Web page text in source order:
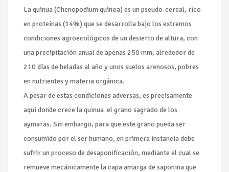
La quinua (Chenopodium quinoa) es un pseudo-cereal, rico
en proteínas (14%) que se desarrolla bajo los extremos
condiciones agroecológicos de un desierto de altura, con
una precipitación anual de apenas 250 mm, alrededor de
210 días de heladas al año y unos suelos arenosos, pobres
en nutrientes y materia orgánica.
A pesar de estas condiciones adversas, es precisamente
aquí donde crece la quinua ­ el grano sagrado de los
aymaras. Sin embargo, para que este grano pueda ser
consumido por el ser humano, en primera instancia debe
sufrir un proceso de desaponificación, mediante el cual se
remueve mecánicamente la capa amarga de saponina que